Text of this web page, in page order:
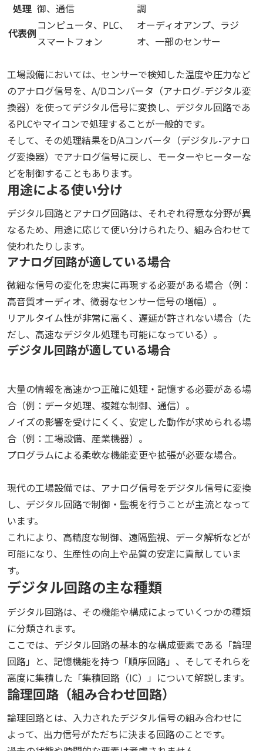
処理 御、通信
調
代表例
コンピュータ、PLC、
スマートフォン
オーディオアンプ、ラジ
オ、一部のセンサー
工場設備においては、センサーで検知した温度や圧力など
のアナログ信号を、A/Dコンバータ（アナログ-デジタル変
換器）を使ってデジタル信号に変換し、デジタル回路であ
るPLCやマイコンで処理することが一般的です。
そして、その処理結果をD/Aコンバータ（デジタル-アナロ
グ変換器）でアナログ信号に戻し、モーターやヒーターな
どを制御することもあります。
用途による使い分け
デジタル回路とアナログ回路は、それぞれ得意な分野が異
なるため、用途に応じて使い分けられたり、組み合わせて
使われたりします。
アナログ回路が適している場合
微細な信号の変化を忠実に再現する必要がある場合（例：
高音質オーディオ、微弱なセンサー信号の増幅）。
リアルタイム性が非常に高く、遅延が許されない場合（た
だし、高速なデジタル処理も可能になっている）。
デジタル回路が適している場合
大量の情報を高速かつ正確に処理・記憶する必要がある場
合（例：データ処理、複雑な制御、通信）。
ノイズの影響を受けにくく、安定した動作が求められる場
合（例：工場設備、産業機器）。
プログラムによる柔軟な機能変更や拡張が必要な場合。
現代の工場設備では、アナログ信号をデジタル信号に変換
し、デジタル回路で制御・監視を行うことが主流となって
います。
これにより、高精度な制御、遠隔監視、データ解析などが
可能になり、生産性の向上や品質の安定に貢献していま
す。
デジタル回路の主な種類
デジタル回路は、その機能や構成によっていくつかの種類
に分類されます。
ここでは、デジタル回路の基本的な構成要素である「論理
回路」と、記憶機能を持つ「順序回路」、そしてそれらを
高度に集積した「集積回路（IC）」について解説します。
論理回路（組み合わせ回路）
論理回路とは、入力されたデジタル信号の組み合わせに
よって、出力信号がただちに決まる回路のことです。